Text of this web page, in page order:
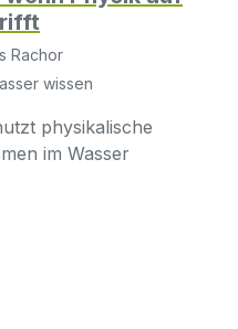
Rachor
wissen
physikalische
im Wasser